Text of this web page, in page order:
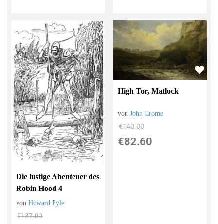
Die lustige Abenteuer des
Robin Hood 4
vonHoward Pyle
€137.00
High Tor, Matlock
vonJohn Crome
€140.00
€82.60